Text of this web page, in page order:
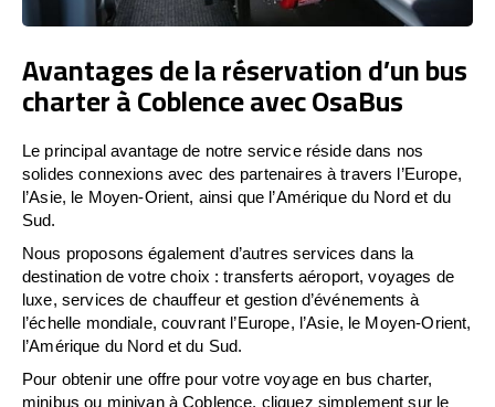
Avantages de la réservation d’un bus
charter à Coblence avec OsaBus
Le principal avantage de notre service réside dans nos
solides connexions avec des partenaires à travers l’Europe,
l’Asie, le Moyen-Orient, ainsi que l’Amérique du Nord et du
Sud.
Nous proposons également d’autres services dans la
destination de votre choix : transferts aéroport, voyages de
luxe, services de chauffeur et gestion d’événements à
l’échelle mondiale, couvrant l’Europe, l’Asie, le Moyen-Orient,
l’Amérique du Nord et du Sud.
Pour obtenir une offre pour votre voyage en bus charter,
minibus ou minivan à Coblence, cliquez simplement sur le